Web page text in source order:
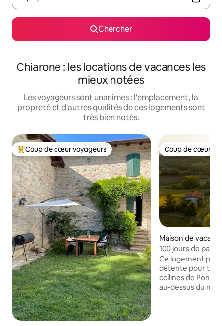
Chercher
Chiarone : les locations de vacances les
mieux notées
Les voyageurs sont unanimes : l'emplacement, la
propreté et d'autres qualités de ces logements sont
très bien notés.
Coup de cœur voyageurs parmi les plus aimés
Coup de cœur voyageurs Coup de cœur
Coup de cœur
Maison de
100 jours de
détente
Ce logement
détente pour
collines de Ponte
au-dessus du